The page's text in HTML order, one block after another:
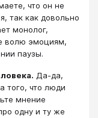
что он не
так как довольно
монолог,
волю эмоциям,
паузы.
Да-да,
того, что люди
мнение
одну и ту же